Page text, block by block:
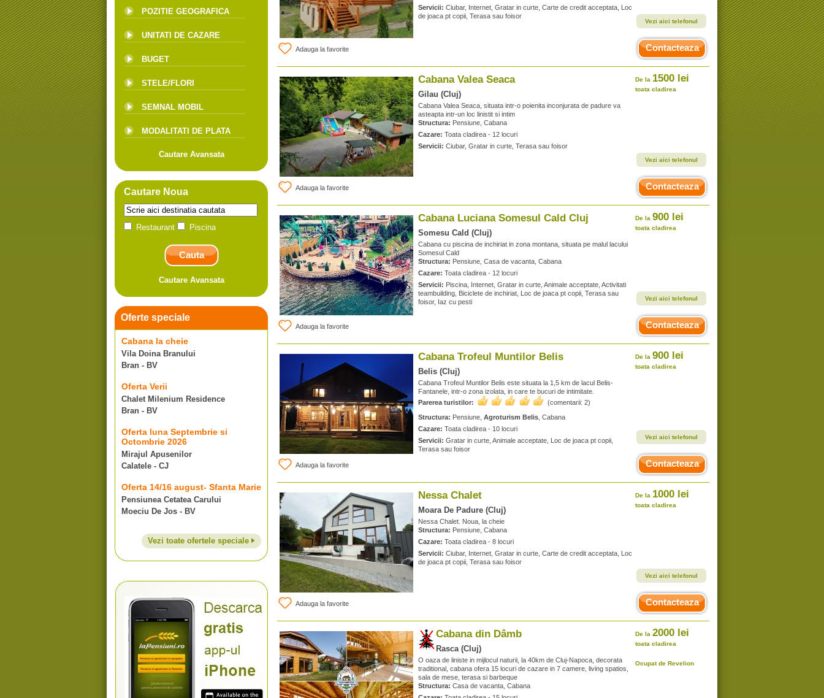
POZITIE GEOGRAFICA
UNITATI DE CAZARE
BUGET
STELE/FLORI
SEMNAL MOBIL
MODALITATI DE PLATA
Cautare Avansata
Cautare Noua
Restaurant Piscina
Cautare Avansata
Oferte speciale
Cabana la cheie
Vila Doina Branului
Bran - BV
Oferta Verii
Chalet Milenium Residence
Bran - BV
Oferta luna Septembrie si
Octombrie 2026
Mirajul Apusenilor
Calatele - CJ
Oferta 14/16 august- Sfanta Marie
Pensiunea Cetatea Carului
Moeciu De Jos - BV
Vezi toate ofertele speciale
Adauga la favorite
Servicii: Ciubar, Internet, Gratar in curte, Carte de credit acceptata, Loc
de joaca pt copii, Terasa sau foisor
Vezi aici telefonul
Contacteaza
Adauga la favorite
Cabana Valea Seaca
Gilau (Cluj)
Cabana Valea Seaca, situata intr-o poienita inconjurata de padure va
asteapta intr-un loc linistit si intim
Structura: Pensiune, Cabana
Cazare: Toata cladirea - 12 locuri
Servicii: Ciubar, Gratar in curte, Terasa sau foisor
De la 1500 lei
toata cladirea
Vezi aici telefonul
Contacteaza
Adauga la favorite
Cabana Luciana Somesul Cald Cluj
Somesu Cald (Cluj)
Cabana cu piscina de inchiriat in zona montana, situata pe malul lacului
Somesul Cald
Structura: Pensiune, Casa de vacanta, Cabana
Cazare: Toata cladirea - 12 locuri
Servicii: Piscina, Internet, Gratar in curte, Animale acceptate, Activitati
teambuilding, Biciclete de inchiriat, Loc de joaca pt copii, Terasa sau
foisor, Iaz cu pesti
De la 900 lei
toata cladirea
Vezi aici telefonul
Contacteaza
Adauga la favorite
Cabana Trofeul Muntilor Belis
Belis (Cluj)
Cabana Trofeul Muntilor Belis este situata la 1,5 km de lacul Belis-
Fantanele, intr-o zona izolata, in care te bucuri de intimitate.
Parerea turistilor:
(comentarii: 2)
Structura: Pensiune, Agroturism Belis , Cabana
Cazare: Toata cladirea - 10 locuri
Servicii: Gratar in curte, Animale acceptate, Loc de joaca pt copii,
Terasa sau foisor
De la 900 lei
toata cladirea
Vezi aici telefonul
Contacteaza
Adauga la favorite
Nessa Chalet
Moara De Padure (Cluj)
Nessa Chalet. Noua, la cheie
Structura: Pensiune, Cabana
Cazare: Toata cladirea - 8 locuri
Servicii: Ciubar, Internet, Gratar in curte, Carte de credit acceptata, Loc
de joaca pt copii, Terasa sau foisor
De la 1000 lei
toata cladirea
Vezi aici telefonul
Contacteaza
Cabana din Dâmb
Rasca (Cluj)
O oaza de liniste in mijlocul naturii, la 40km de Cluj-Napoca, decorata
traditional, cabana ofera 15 locuri de cazare in 7 camere, living spatios,
sala de mese, terasa si barbeque
Structura: Casa de vacanta, Cabana
De la 2000 lei
toata cladirea
Ocupat de Revelion